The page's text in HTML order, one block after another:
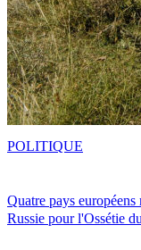
Quatre pays
Russie pour l'Ossétie
POLITIQUE